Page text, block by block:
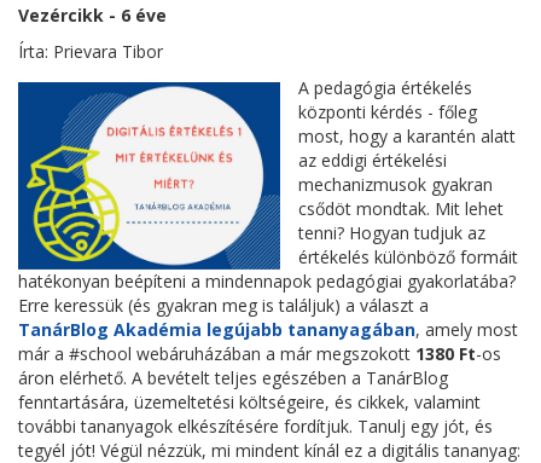
Vezércikk - 6 éve
Írta: Prievara Tibor
A pedagógia értékelés
központi kérdés - főleg
most, hogy a karantén alatt
az eddigi értékelési
mechanizmusok gyakran
csődöt mondtak. Mit lehet
tenni? Hogyan tudjuk az
értékelés különböző formáit
hatékonyan beépíteni a mindennapok pedagógiai gyakorlatába?
Erre keressük (és gyakran meg is találjuk) a választ a
TanárBlog Akadémia legújabb tananyagában, amely most
már a #school webáruházában a már megszokott 1380 Ft-os
áron elérhető. A bevételt teljes egészében a TanárBlog
fenntartására, üzemeltetési költségeire, és cikkek, valamint
további tananyagok elkészítésére fordítjuk. Tanulj egy jót, és
tegyél jót! Végül nézzük, mi mindent kínál ez a digitális tananyag: